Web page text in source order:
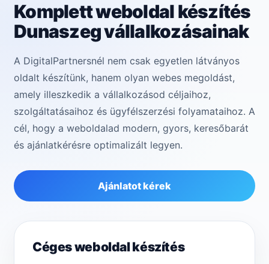
Komplett weboldal készítés
Dunaszeg vállalkozásainak
A DigitalPartnersnél nem csak egyetlen látványos
oldalt készítünk, hanem olyan webes megoldást,
amely illeszkedik a vállalkozásod céljaihoz,
szolgáltatásaihoz és ügyfélszerzési folyamataihoz. A
cél, hogy a weboldalad modern, gyors, keresőbarát
és ajánlatkérésre optimalizált legyen.
Ajánlatot kérek
Céges weboldal készítés